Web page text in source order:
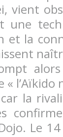
vient
une
et la
l’Aïkido
la
Le